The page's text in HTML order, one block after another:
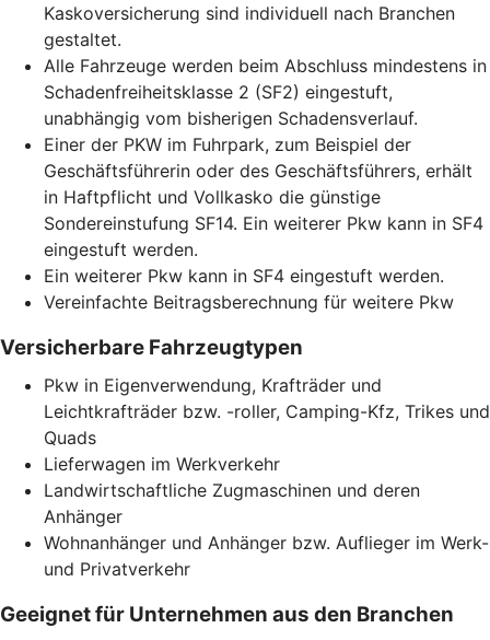
Kaskoversicherung sind individuell nach Branchen
gestaltet.
Alle Fahrzeuge werden beim Abschluss mindestens in
Schadenfreiheitsklasse 2 (SF2) eingestuft,
unabhängig vom bisherigen Schadensverlauf.
Einer der PKW im Fuhrpark, zum Beispiel der
Geschäftsführerin oder des Geschäftsführers, erhält
in Haftpflicht und Vollkasko die günstige
Sondereinstufung SF14. Ein weiterer Pkw kann in SF4
eingestuft werden.
Ein weiterer Pkw kann in SF4 eingestuft werden.
Vereinfachte Beitragsberechnung für weitere Pkw
Versicherbare Fahrzeugtypen
Pkw in Eigenverwendung, Krafträder und
Leichtkrafträder bzw. -roller, Camping-Kfz, Trikes und
Quads
Lieferwagen im Werkverkehr
Landwirtschaftliche Zugmaschinen und deren
Anhänger
Wohnanhänger und Anhänger bzw. Auflieger im Werk-
und Privatverkehr
Geeignet für Unternehmen aus den Branchen